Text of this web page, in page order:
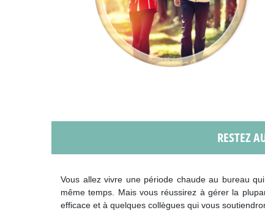
RESTEZ
Vous allez vivre une période chaude au bureau
même temps. Mais vous réussirez à gérer la
efficace et à quelques collègues qui vous